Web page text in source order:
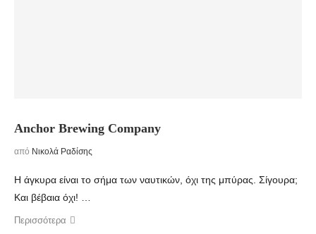
Anchor Brewing Company
από Νικολά Ραδίσης
Η άγκυρα είναι το σήμα των ναυτικών, όχι της μπύρας. Σίγουρα;
Και βέβαια όχι! …
Περισσότερα